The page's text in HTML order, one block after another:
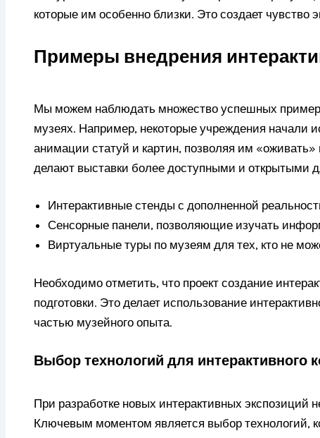
которые им особенно близки. Это создает чувство
Примеры внедрения
Мы можем наблюдать множество успешных
музеях. Например, некоторые учреждения начали
анимации статуй и картин, позволяя им
делают выставки более доступными и открытыми
Интерактивные стенды с дополненной
Сенсорные панели, позволяющие изучать
Виртуальные туры по музеям для тех, кто не
Необходимо отметить, что проект создание
подготовки. Это делает использование
частью музейного опыта.
Выбор технологий для интерактивного
При разработке новых интерактивных экспозиций
Ключевым моментом является выбор технологий,